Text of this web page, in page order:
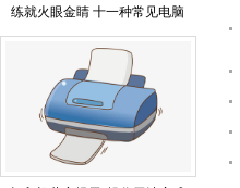
练就火眼金睛 十一种常见电脑